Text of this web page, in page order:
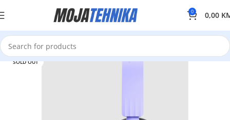
0 0,00
SOLD OUT